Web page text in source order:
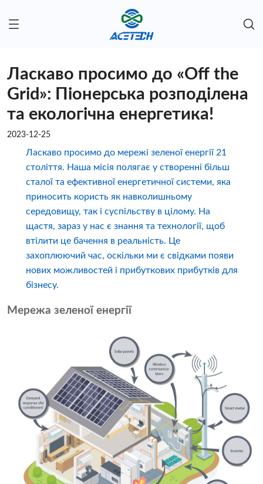
Ласкаво просимо до «Off the
Grid»: Піонерська розподілена
та екологічна енергетика!
2023-12-25
Ласкаво просимо до мережі зеленої енергії 21
століття. Наша місія полягає у створенні більш
сталої та ефективної енергетичної системи, яка
приносить користь як навколишньому
середовищу, так і суспільству в цілому. На
щастя, зараз у нас є знання та технології, щоб
втілити це бачення в реальність. Це
захоплюючий час, оскільки ми є свідками появи
нових можливостей і прибуткових прибутків для
бізнесу.
Мережа зеленої енергії